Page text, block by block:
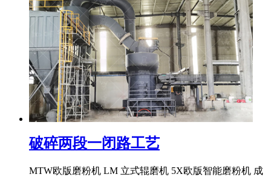
破碎两段一闭路工艺
MTW欧版磨粉机 LM 立式辊磨机 5X欧版智能磨粉机 成